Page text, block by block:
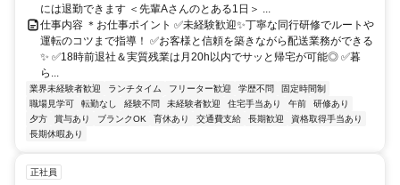
には退勤できます ＜先輩Aさんのとある1日＞ ...
仕事内容 ＊お仕事ポイント ✅未経験歓迎✨丁寧な同行研修でルートや
運転のコツまで指導！ ✅お客様と信頼を築きながら配送業務ができる
✨ ✅18時前退社＆実質残業は月20h以内でサッと帰宅が可能◎ ✅暮
ら...
業界未経験者歓迎 ランチタイム フリーター歓迎 学歴不問
固定時間制
職場見学可
転勤なし 経験不問 未経験者歓迎 住宅手当あり 午前
研修あり
夕方
賞与あり ブランクOK 育休あり 交通費支給 長期歓迎
資格取得手当あり
長期休暇あり
正社員